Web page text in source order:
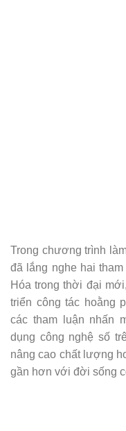
Trong chương trình
đã lắng nghe hai
Hóa trong thời đại
triển công tác hoằng
các tham luận nhấn
dụng công nghệ số
nâng cao chất lượng
gần hơn với đời sống